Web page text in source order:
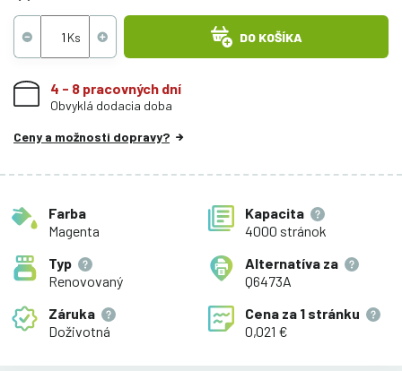
DO KOŠÍKA
4 - 8 pracovných dní
Obvyklá dodacia doba
Ceny a možnosti dopravy?
Farba
Magenta
Kapacita
4000 stránok
Typ
Renovovaný
Alternatíva za
Q6473A
Záruka
Doživotná
Cena za 1 stránku
0,021 €